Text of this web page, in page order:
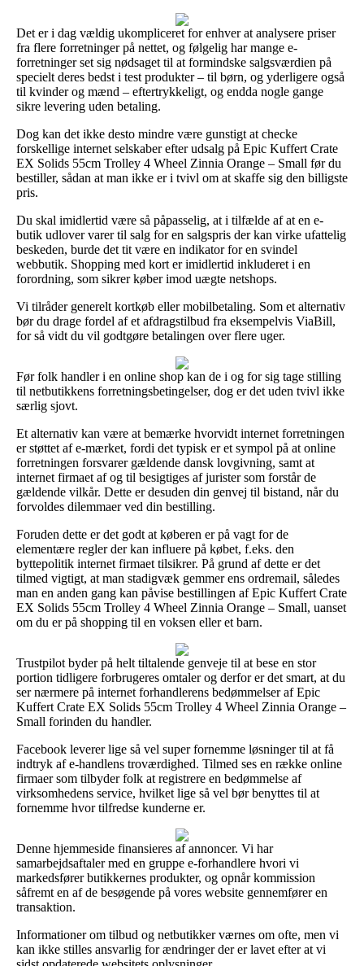
Det er i dag vældig ukompliceret for enhver at analysere priser
fra flere forretninger på nettet, og følgelig har mange e-
forretninger set sig nødsaget til at formindske salgsværdien på
specielt deres bedst i test produkter – til børn, og yderligere også
til kvinder og mænd – eftertrykkeligt, og endda nogle gange
sikre levering uden betaling.
Dog kan det ikke desto mindre være gunstigt at checke
forskellige internet selskaber efter udsalg på Epic Kuffert Crate
EX Solids 55cm Trolley 4 Wheel Zinnia Orange – Small før du
bestiller, sådan at man ikke er i tvivl om at skaffe sig den billigste
pris.
Du skal imidlertid være så påpasselig, at i tilfælde af at en e-
butik udlover varer til salg for en salgspris der kan virke ufattelig
beskeden, burde det tit være en indikator for en svindel
webbutik. Shopping med kort er imidlertid inkluderet i en
forordning, som sikrer køber imod uægte netshops.
Vi tilråder generelt kortkøb eller mobilbetaling. Som et alternativ
bør du drage fordel af et afdragstilbud fra eksempelvis ViaBill,
for så vidt du vil godtgøre betalingen over flere uger.
Før folk handler i en online shop kan de i og for sig tage stilling
til netbutikkens forretningsbetingelser, dog er det uden tvivl ikke
særlig sjovt.
Et alternativ kan være at bemærke hvorvidt internet forretningen
er støttet af e-mærket, fordi det typisk er et sympol på at online
forretningen forsvarer gældende dansk lovgivning, samt at
internet firmaet af og til besigtiges af jurister som forstår de
gældende vilkår. Dette er desuden din genvej til bistand, når du
forvoldes dilemmaer ved din bestilling.
Foruden dette er det godt at køberen er på vagt for de
elementære regler der kan influere på købet, f.eks. den
byttepolitik internet firmaet tilsikrer. På grund af dette er det
tilmed vigtigt, at man stadigvæk gemmer ens ordremail, således
man en anden gang kan påvise bestillingen af Epic Kuffert Crate
EX Solids 55cm Trolley 4 Wheel Zinnia Orange – Small, uanset
om du er på shopping til en voksen eller et barn.
Trustpilot byder på helt tiltalende genveje til at bese en stor
portion tidligere forbrugeres omtaler og derfor er det smart, at du
ser nærmere på internet forhandlerens bedømmelser af Epic
Kuffert Crate EX Solids 55cm Trolley 4 Wheel Zinnia Orange –
Small forinden du handler.
Facebook leverer lige så vel super fornemme løsninger til at få
indtryk af e-handlens troværdighed. Tilmed ses en række online
firmaer som tilbyder folk at registrere en bedømmelse af
virksomhedens service, hvilket lige så vel bør benyttes til at
fornemme hvor tilfredse kunderne er.
Denne hjemmeside finansieres af annoncer. Vi har
samarbejdsaftaler med en gruppe e-forhandlere hvori vi
markedsfører butikkernes produkter, og opnår kommission
såfremt en af de besøgende på vores website gennemfører en
transaktion.
Informationer om tilbud og netbutikker værnes om ofte, men vi
kan ikke stilles ansvarlig for ændringer der er lavet efter at vi